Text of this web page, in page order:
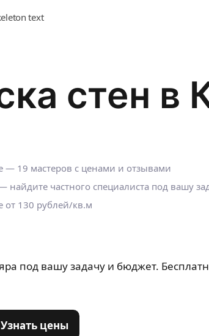
стен в
— 19 мастеров с ценами и отзывами
частного специалиста под вашу
от 130 рублей/кв.м
под вашу задачу и бюджет.
Узнать цены